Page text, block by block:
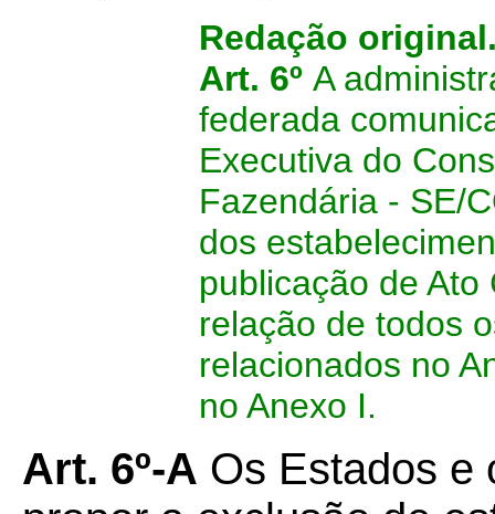
Redação
Art. 6º A
federada
Executiva do
Fazendária - SE/
dos
publicação de
relação de todos
relacionados no
no Anexo I.
Art. 6º-A Os Estados e